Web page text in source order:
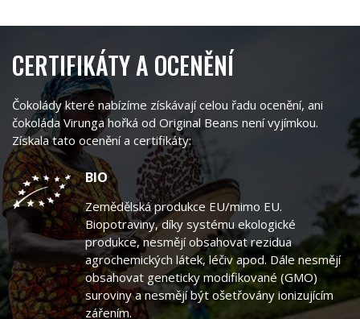
CERTIFIKÁTY A OCENĚNÍ
Čokolády které nabízíme získávají celou řadu ocenění, ani
čokoláda Virunga hořká od Original Beans není vyjímkou.
Získala tato ocenění a certifikáty:
BIO
Zemědělská produkce EU/mimo EU.
Biopotraviny, díky systému ekologické
produkce, nesmějí obsahovat rezidua
agrochemických látek, léčiv apod. Dále nesmějí
obsahovat geneticky modifikované (GMO)
suroviny a nesmějí být ošetřovány ionizujícím
zářením.